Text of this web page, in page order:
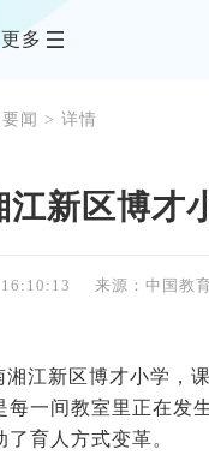
更多
闻 > 详情
江新区博才
来源：中国教
湘江新区博才小学，
每一间教室里正在发
了育人方式变革。